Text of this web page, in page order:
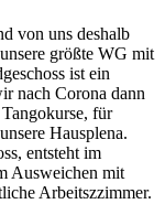
von uns deshalb
größte WG mit
ist ein
nach Corona dann
für
Hausplena.
entsteht im
Ausweichen mit
Arbeitszzimmer.